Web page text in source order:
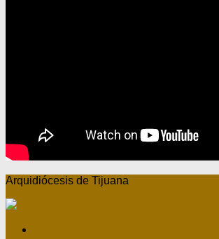
Arquidiócesis de Tijuana